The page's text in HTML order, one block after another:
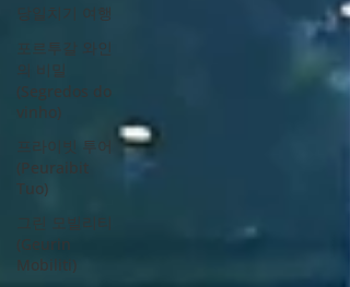
당일치기 여행
포르투갈 와인
의 비밀
(Segredos do
vinho)
프라이빗 투어
(Peuraibit
Tuo)
그린 모빌리티
(Geurin
Mobiliti)